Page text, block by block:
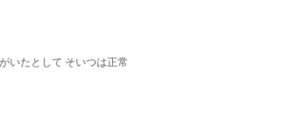
いたとして そいつは正常